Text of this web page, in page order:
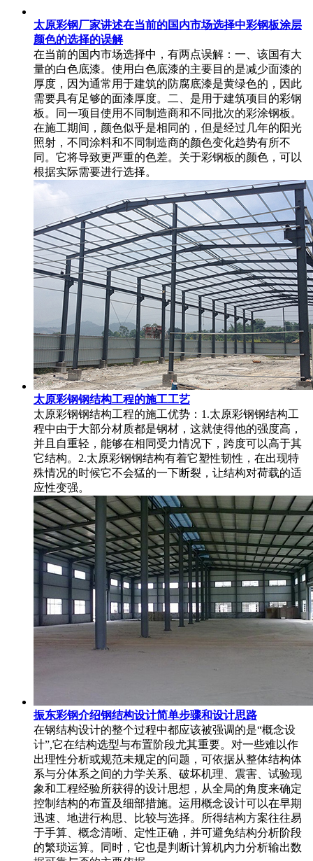
太原彩钢厂家讲述在当前的国内市场选择中彩钢板涂层
颜色的选择的误解
在当前的国内市场选择中，有两点误解：一、该国有大
量的白色底漆。使用白色底漆的主要目的是减少面漆的
厚度，因为通常用于建筑的防腐底漆是黄绿色的，因此
需要具有足够的面漆厚度。二、是用于建筑项目的彩钢
板。同一项目使用不同制造商和不同批次的彩涂钢板。
在施工期间，颜色似乎是相同的，但是经过几年的阳光
照射，不同涂料和不同制造商的颜色变化趋势有所不
同。它将导致更严重的色差。关于彩钢板的颜色，可以
根据实际需要进行选择。
太原彩钢钢结构工程的施工工艺
太原彩钢钢结构工程的施工优势：1.太原彩钢钢结构工
程中由于大部分材质都是钢材，这就使得他的强度高，
并且自重轻，能够在相同受力情况下，跨度可以高于其
它结构。2.太原彩钢钢结构有着它塑性韧性，在出现特
殊情况的时候它不会猛的一下断裂，让结构对荷载的适
应性变强。
振东彩钢介绍钢结构设计简单步骤和设计思路
在钢结构设计的整个过程中都应该被强调的是“概念设
计”,它在结构选型与布置阶段尤其重要。对一些难以作
出理性分析或规范未规定的问题，可依据从整体结构体
系与分体系之间的力学关系、破坏机理、震害、试验现
象和工程经验所获得的设计思想，从全局的角度来确定
控制结构的布置及细部措施。运用概念设计可以在早期
迅速、地进行构思、比较与选择。所得结构方案往往易
于手算、概念清晰、定性正确，并可避免结构分析阶段
的繁琐运算。同时，它也是判断计算机内力分析输出数